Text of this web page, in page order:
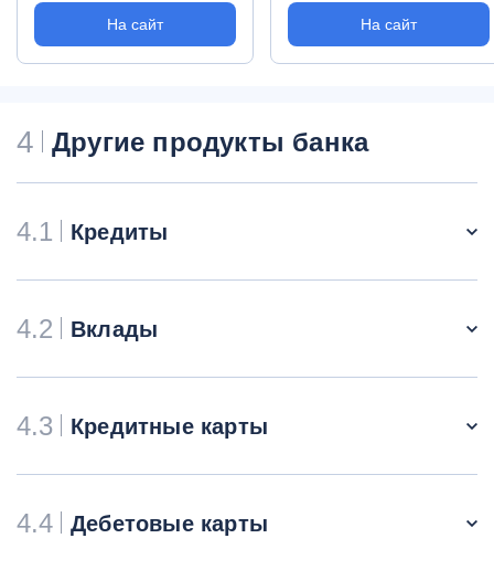
На сайт На сайт
4 Другие продукты банка
4.1 Кредиты
4.2 Вклады
4.3 Кредитные карты
4.4 Дебетовые карты